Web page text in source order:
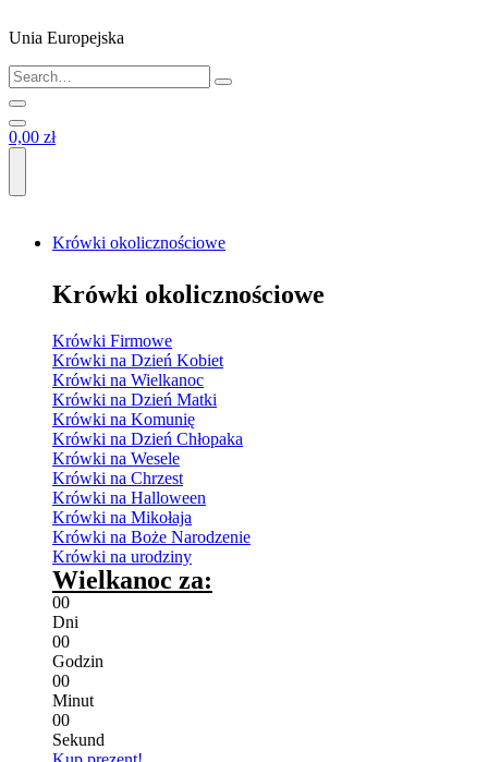
Unia Europejska
0,00 zł
Krówki okolicznościowe
Krówki okolicznościowe
Krówki Firmowe
Krówki na Dzień Kobiet
Krówki na Wielkanoc
Krówki na Dzień Matki
Krówki na Komunię
Krówki na Dzień Chłopaka
Krówki na Wesele
Krówki na Chrzest
Krówki na Halloween
Krówki na Mikołaja
Krówki na Boże Narodzenie
Krówki na urodziny
Wielkanoc za:
00
Dni
00
Godzin
00
Minut
00
Sekund